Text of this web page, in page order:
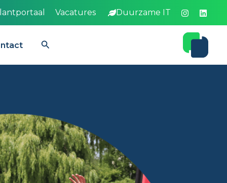
Vacatures Duurzame IT
Zoeken